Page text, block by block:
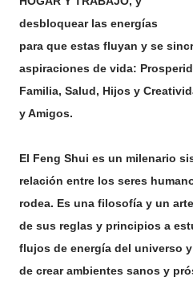
desbloquear las energías
para que estas fluyan y se
aspiraciones de vida:
Familia, Salud, Hijos y
y Amigos.
El Feng Shui es un milenario
relación entre los seres
rodea. Es una filosofía y un
de sus reglas y principios a
flujos de energía del universo y
de crear ambientes sanos y